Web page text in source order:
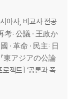
재환(李在晥) 111
아사, 비교사 전공.
考: 公議 · 王政か
· 革命 · 民主: 日
東アジアの公論
젝트] ‘공론과 폭